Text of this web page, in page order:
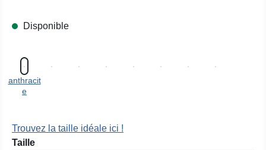
Disponible
anthracit
e
Trouvez la taille idéale ici !
Sélectionnez
Taille